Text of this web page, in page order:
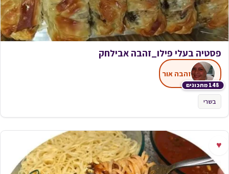
פסטיה בעלי פילו_זהבה אבילחק
148 מתכונים
זהבה אור
בשרי
♥